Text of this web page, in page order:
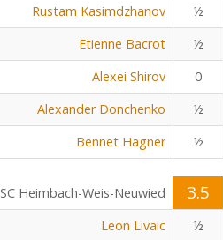
Rustam Kasimdzhanov ½
Etienne Bacrot ½
Alexei Shirov 0
Alexander Donchenko ½
Bennet Hagner ½
SC Heimbach-Weis-Neuwied 3.5
Leon Livaic ½